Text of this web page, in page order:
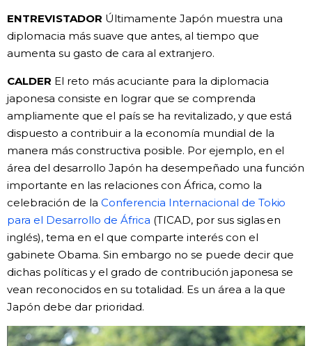
ENTREVISTADOR Últimamente Japón muestra una
diplomacia más suave que antes, al tiempo que
aumenta su gasto de cara al extranjero.
CALDER El reto más acuciante para la diplomacia
japonesa consiste en lograr que se comprenda
ampliamente que el país se ha revitalizado, y que está
dispuesto a contribuir a la economía mundial de la
manera más constructiva posible. Por ejemplo, en el
área del desarrollo Japón ha desempeñado una función
importante en las relaciones con África, como la
celebración de la Conferencia Internacional de Tokio
para el Desarrollo de África (TICAD, por sus siglas en
inglés), tema en el que comparte interés con el
gabinete Obama. Sin embargo no se puede decir que
dichas políticas y el grado de contribución japonesa se
vean reconocidos en su totalidad. Es un área a la que
Japón debe dar prioridad.